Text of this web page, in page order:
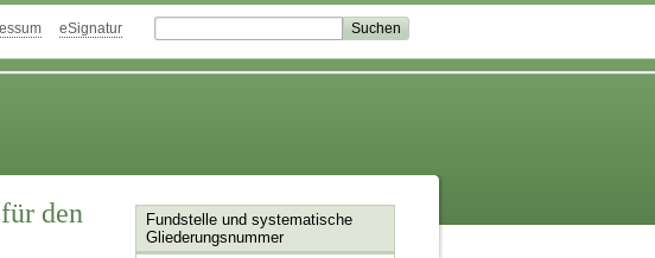
eSignatur
den
Fundstelle und systematische
Gliederungsnummer